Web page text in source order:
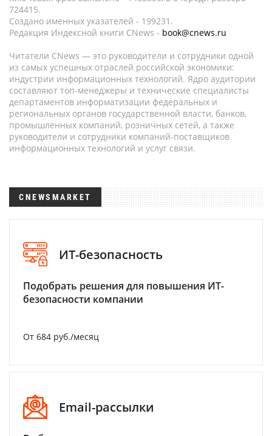
724415.
Создано именных указателей - 199231.
Редакция Индексной книги CNews - book@cnews.ru
Читатели CNews — это руководители и сотрудники одной
из самых успешных отраслей российской экономики:
индустрии информационных технологий. Ядро аудитории
составляют топ-менеджеры и технические специалисты
департаментов информатизации федеральных и
региональных органов государственной власти, банков,
промышленных компаний, розничных сетей, а также
руководители и сотрудники компаний-поставщиков
информационных технологий и услуг связи.
CNEWSMARKET
ИТ-безопасность
Подобрать решения для повышения ИТ-
безопасности компании
От 684 руб./месяц
Email-рассылки